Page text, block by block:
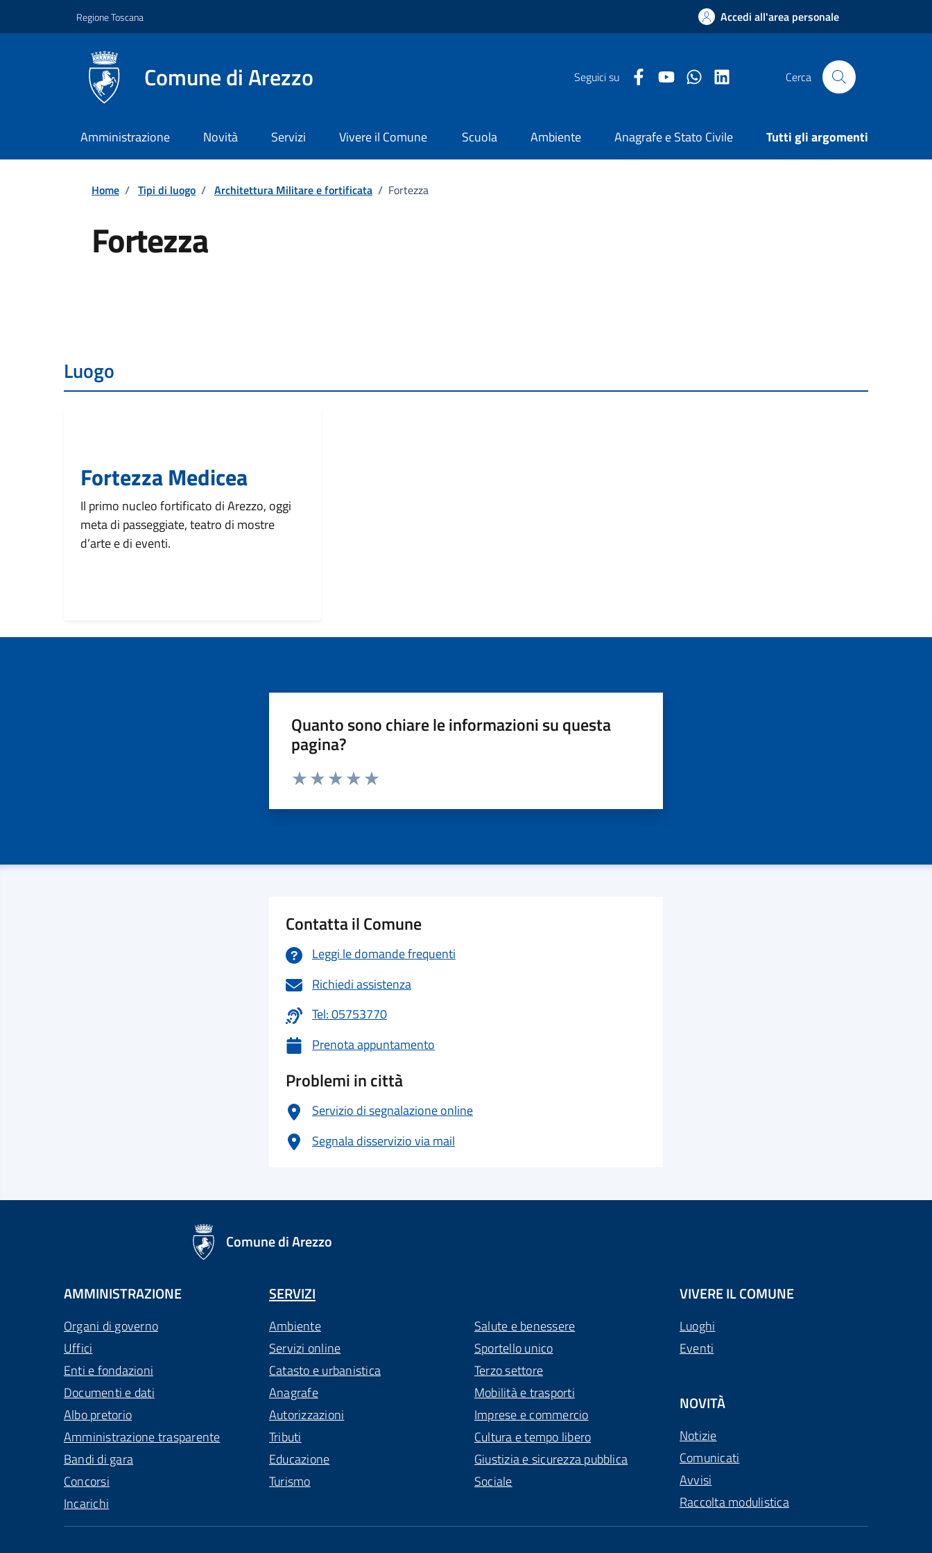
Regione Toscana Accedi all'area personale
Comune di Arezzo Seguici su Facebook Comune di Arezzo
Youtube Comune di Arezzo
Twitter Comune di Arezzo
LinkedIn Comune di Arezzo
Cerca
Amministrazione Novità Servizi Vivere il Comune Scuola Ambiente Anagrafe e Stato Civile Tutti gli argomenti
Home / Tipi di luogo / Architettura Militare e fortificata / Fortezza
Fortezza
Luogo
Fortezza Medicea
Il primo nucleo fortificato di Arezzo, oggi
meta di passeggiate, teatro di mostre
d’arte e di eventi.
Quanto sono chiare le informazioni su questa
pagina?
Valuta da 1 a 5 stelle la pagina
Contatta il Comune
Leggi le domande frequenti
Richiedi assistenza
Tel: 05753770
Prenota appuntamento
Problemi in città
Servizio di segnalazione online
Segnala disservizio via mail
Comune di Arezzo
AMMINISTRAZIONE
Organi di governo
Uffici
Enti e fondazioni
Documenti e dati
Albo pretorio
Amministrazione trasparente
Bandi di gara
Concorsi
Incarichi
SERVIZI
Ambiente
Servizi online
Catasto e urbanistica
Anagrafe
Autorizzazioni
Tributi
Educazione
Turismo
Salute e benessere
Sportello unico
Terzo settore
Mobilità e trasporti
Imprese e commercio
Cultura e tempo libero
Giustizia e sicurezza pubblica
Sociale
VIVERE IL COMUNE
Luoghi
Eventi
NOVITÀ
Notizie
Comunicati
Avvisi
Raccolta modulistica